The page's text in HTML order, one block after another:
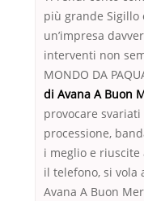
più grande Sigillo
un’impresa
interventi non
MONDO DA
di Avana A Buon
provocare
processione,
i meglio e
il telefono, si vola
Avana A Buon